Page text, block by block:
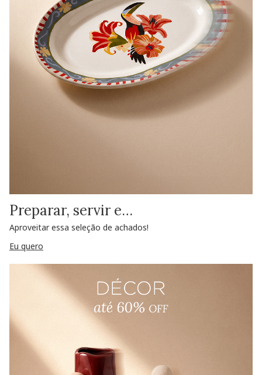
Preparar, servir e…
Aproveitar essa seleção de achados!
Eu quero